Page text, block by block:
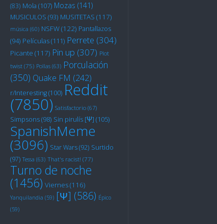
(83) Mola (107) Mozas (141)
MUSICULOS (93) MUSITETAS (117)
música (60) NSFW(122) Pantallazos
(94) Películas(111) Perrete (304)
Picante (117) Pin up (307) Plot
twist (75) Pollas (63) Porculación
(350) Quake FM (242)
r/Interesting(100) Reddit
(7850) Satisfactorio (67)
Simpsons(98) Sin pirulís [Ψ] (105)
SpanishMeme
(3096) Star Wars(92) Surtido
(97) Tessa (63) That's racist! (77)
Turno de noche
(1456) Viernes(116)
Yanquilandia (59) [Ψ] (586) Épico
(59)